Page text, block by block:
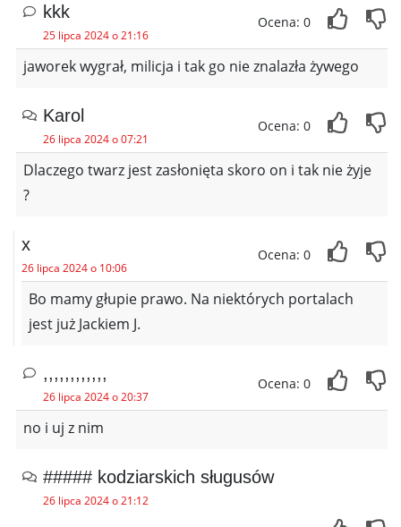
kkk
25 lipca 2024 o 21:16
Ocena: 0
jaworek wygrał, milicja i tak go nie znalazła żywego
Karol
26 lipca 2024 o 07:21
Ocena: 0
Dlaczego twarz jest zasłonięta skoro on i tak nie żyje
?
x
26 lipca 2024 o 10:06
Ocena: 0
Bo mamy głupie prawo. Na niektórych portalach
jest już Jackiem J.
,,,,,,,,,,,,
26 lipca 2024 o 20:37
Ocena: 0
no i uj z nim
##### kodziarskich sługusów
26 lipca 2024 o 21:12